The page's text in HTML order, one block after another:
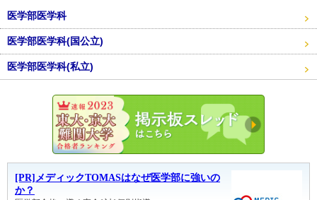
医学部医学科
医学部医学科(国公立)
医学部医学科(私立)